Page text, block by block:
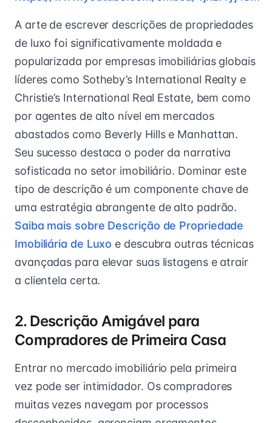
A arte de escrever descrições de propriedades
de luxo foi significativamente moldada e
popularizada por empresas imobiliárias globais
líderes como Sotheby’s International Realty e
Christie’s International Real Estate, bem como
por agentes de alto nível em mercados
abastados como Beverly Hills e Manhattan.
Seu sucesso destaca o poder da narrativa
sofisticada no setor imobiliário. Dominar este
tipo de descrição é um componente chave de
uma estratégia abrangente de alto padrão.
Saiba mais sobre Descrição de Propriedade
Imobiliária de Luxo e descubra outras técnicas
avançadas para elevar suas listagens e atrair
a clientela certa.
2. Descrição Amigável para
Compradores de Primeira Casa
Entrar no mercado imobiliário pela primeira
vez pode ser intimidador. Os compradores
muitas vezes navegam por processos